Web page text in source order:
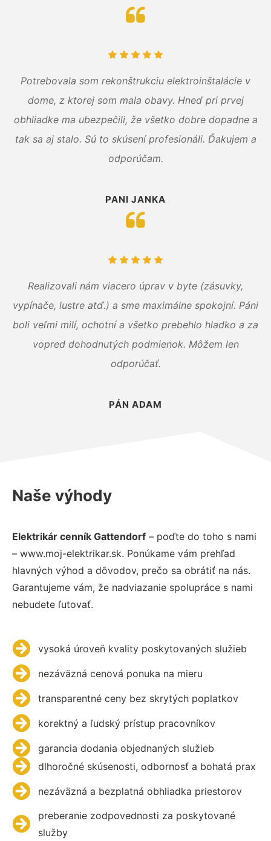
Potrebovala som rekonštrukciu elektroinštalácie v
dome, z ktorej som mala obavy. Hneď pri prvej
obhliadke ma ubezpečili, že všetko dobre dopadne a
tak sa aj stalo. Sú to skúsení profesionáli. Ďakujem a
odporúčam.
PANI JANKA
Realizovali nám viacero úprav v byte (zásuvky,
vypínače, lustre atď.) a sme maximálne spokojní. Páni
boli veľmi milí, ochotní a všetko prebehlo hladko a za
vopred dohodnutých podmienok. Môžem len
odporúčať.
PÁN ADAM
Naše výhody
Elektrikár cenník Gattendorf – poďte do toho s nami
– www.moj-elektrikar.sk. Ponúkame vám prehľad
hlavných výhod a dôvodov, prečo sa obrátiť na nás.
Garantujeme vám, že nadviazanie spolupráce s nami
nebudete ľutovať.
vysoká úroveň kvality poskytovaných služieb
nezáväzná cenová ponuka na mieru
transparentné ceny bez skrytých poplatkov
korektný a ľudský prístup pracovníkov
garancia dodania objednaných služieb
dlhoročné skúsenosti, odbornosť a bohatá prax
nezáväzná a bezplatná obhliadka priestorov
preberanie zodpovednosti za poskytované
služby